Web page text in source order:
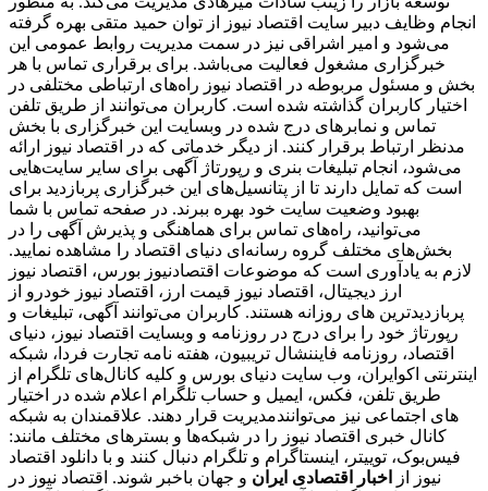
انجام وظایف دبیر سایت اقتصاد نیوز از توان حمید متقی بهره گرفته
می‌شود و امیر اشراقی نیز در سمت مدیریت روابط عمومی این
خبرگزاری مشغول فعالیت می‌باشد. برای برقراری تماس با هر
بخش و مسئول مربوطه در اقتصاد نیوز راه‌های ارتباطی مختلفی در
اختیار کاربران گذاشته شده است. کاربران می‌توانند از طریق تلفن
تماس و نمابرهای درج شده در وبسایت این خبرگزاری با بخش
مدنظر ارتباط برقرار کنند. از دیگر خدماتی که در اقتصاد نیوز ارائه
می‌شود، انجام تبلیغات بنری و رپورتاژ آگهی برای سایر سایت‌هایی
است که تمایل دارند تا از پتانسیل‌های این خبرگزاری پربازدید برای
بهبود وضعیت سایت خود بهره ببرند. در صفحه تماس با شما
می‌توانید، راه‌های تماس برای هماهنگی و پذیرش آگهی را در
بخش‌های مختلف گروه رسانه‌ای دنیای اقتصاد را مشاهده نمایید.
لازم به یادآوری است که موضوعات اقتصادنیوز بورس، اقتصاد نیوز
ارز دیجیتال، اقتصاد نیوز قیمت ارز، اقتصاد نیوز خودرو از
پربازدیدترین های روزانه هستند. کاربران می‌توانند آگهی، تبلیغات و
رپورتاژ خود را برای درج در روزنامه و وبسایت اقتصاد نیوز، دنیای
اقتصاد، روزنامه فایننشال تریبیون، هفته نامه تجارت فردا، شبکه
اینترنتی اکوایران، وب سایت دنیای بورس و کلیه کانال‌های تلگرام از
طریق تلفن، فکس، ایمیل و حساب تلگرام اعلام شده در اختیار
مدیریت قرار دهند. علاقمندان به شبکه‎‌های اجتماعی نیز می‌توانند
کانال خبری اقتصاد نیوز را در شبکه‌ها و بسترهای مختلف مانند:
فیس‌بوک، توییتر، اینستاگرام و تلگرام دنبال کنند و با دانلود اقتصاد
نیوز از
اخبار اقتصادی ایران و جهان باخبر شوند. اقتصاد نیوز در